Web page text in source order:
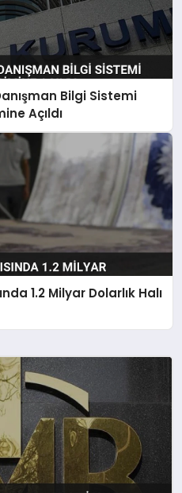
Bilgi Sistemi
Açıldı
1.2 Milyar Dolarlık Halı